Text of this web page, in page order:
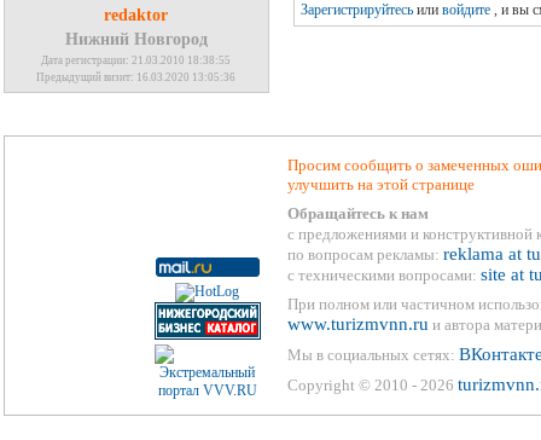
redaktor
Нижний Новгород
Дата регистрации: 21.03.2010 18:38:55
Предыдущий визит: 16.03.2020 13:05:36
Зарегистрируйтесьили войдите, и вы
Просим сообщить о замеченных
улучшить на этой странице
Обращайтесь к нам
с предложениями и конструктивной
по вопросам рекламы: reklama at
с техническими вопросами: site at
При полном или частичном
www.turizmvnn.ru и автора
Мы в социальных сетях:
Copyright © 2010 - 2026